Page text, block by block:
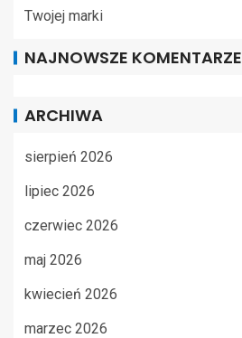
Twojej marki
NAJNOWSZE KOMENTARZE
ARCHIWA
sierpień 2026
lipiec 2026
czerwiec 2026
maj 2026
kwiecień 2026
marzec 2026